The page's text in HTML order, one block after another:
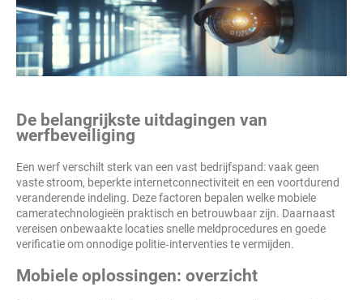
De belangrijkste uitdagingen van
werfbeveiliging
Een werf verschilt sterk van een vast bedrijfspand: vaak geen
vaste stroom, beperkte internetconnectiviteit en een voortdurend
veranderende indeling. Deze factoren bepalen welke mobiele
cameratechnologieën praktisch en betrouwbaar zijn. Daarnaast
vereisen onbewaakte locaties snelle meldprocedures en goede
verificatie om onnodige politie‑interventies te vermijden.
Mobiele oplossingen: overzicht